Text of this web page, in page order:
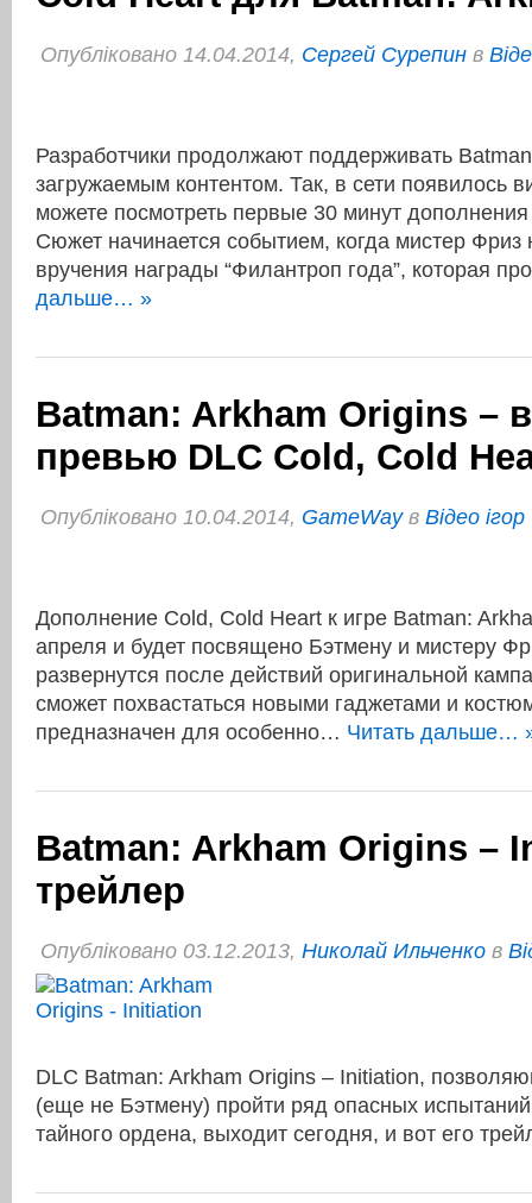
Опубліковано 14.04.2014, Сергей Сурепин в
Разработчики продолжают поддерживать
загружаемым контентом. Так, в сети появилось
можете посмотреть первые 30 минут
Сюжет начинается событием, когда мистер
вручения награды “Филантроп года”, которая
дальше… »
Batman: Arkham Origins –
превью DLC Cold, Cold
Опубліковано 10.04.2014, GameWayв Відео ігор
Дополнение Cold, Cold Heart к игре Batman:
апреля и будет посвящено Бэтмену и мистеру
развернутся после действий оригинальной
сможет похвастаться новыми гаджетами и
предназначен для особенно… Читать дальше…
Batman: Arkham Origins –
трейлер
Опубліковано 03.12.2013, Николай Ильченко в
DLC Batman: Arkham Origins – Initiation,
(еще не Бэтмену) пройти ряд опасных
тайного ордена, выходит сегодня, и вот его